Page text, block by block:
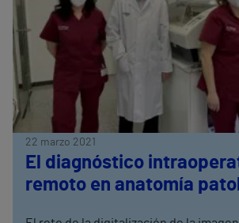
22 marzo 2021
El diagnóstico
remoto en anatomía